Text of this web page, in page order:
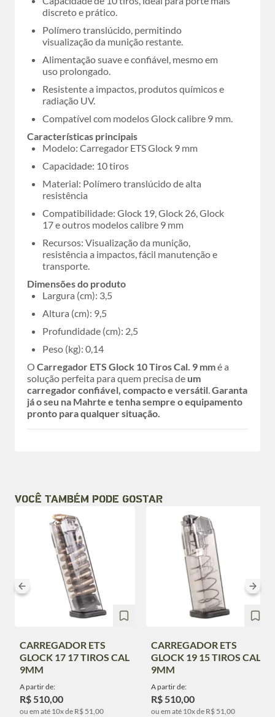
discreto e prático.
Polímero translúcido, permitindo
visualização da munição restante.
Alimentação suave e confiável, mesmo em
uso prolongado.
Resistente a impactos, produtos químicos e
radiação UV.
Compatível com modelos Glock calibre 9 mm.
Características principais
Modelo: Carregador ETS Glock 9 mm
Capacidade: 10 tiros
Material: Polímero translúcido de alta
resistência
Compatibilidade: Glock 19, Glock 26, Glock
17 e outros modelos calibre 9 mm
Recursos: Visualização da munição,
resistência a impactos, fácil manutenção e
transporte.
Dimensões do produto
Largura (cm): 3,5
Altura (cm): 9,5
Profundidade (cm): 2,5
Peso (kg): 0,14
O Carregador ETS Glock 10 Tiros Cal. 9 mmé a
solução perfeita para quem precisa de um
carregador confiável, compacto e versátil.Garanta
já o seu na Mahrte e tenha sempre o equipamento
pronto para qualquer situação.
VOCÊ TAMBÉM PODE GOSTAR
CARREGADOR ETS
GLOCK 17 17 TIROS CAL
9MM
A partir de:
R$ 510,00
ou em até 10x de R$ 51,00
CARREGADOR ETS
GLOCK 19 15 TIROS CAL
9MM
A partir de:
R$ 510,00
ou em até 10x de R$ 51,00